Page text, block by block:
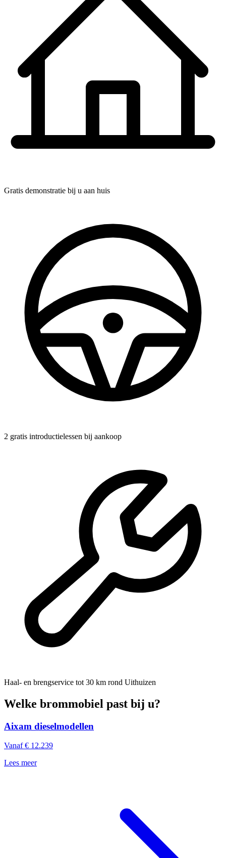
Gratis demonstratie bij u aan huis
2 gratis introductielessen bij aankoop
Haal- en brengservice tot 30 km rond Uithuizen
Welke brommobiel past bij u?
Aixam dieselmodellen
Vanaf € 12.239
Lees meer